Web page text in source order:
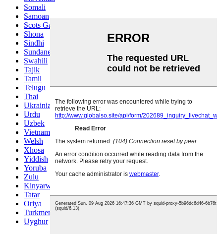
Somali
Samoan
Scots Gaelic
Shona
Sindhi
Sundanese
Swahili
Tajik
Tamil
Telugu
Thai
Ukrainian
Urdu
Uzbek
Vietnamese
Welsh
Xhosa
Yiddish
Yoruba
Zulu
Kinyarwanda
Tatar
Oriya
Turkmen
Uyghur